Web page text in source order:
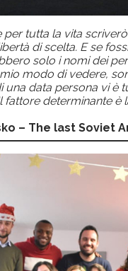
per tutta la vita
di scelta. E se
solo i nomi dei
modo di vedere,
una data persona vi è
determinante è
– The last Soviet